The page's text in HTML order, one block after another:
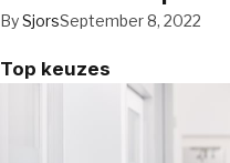
BySjorsSeptember 8, 2022
Top keuzes